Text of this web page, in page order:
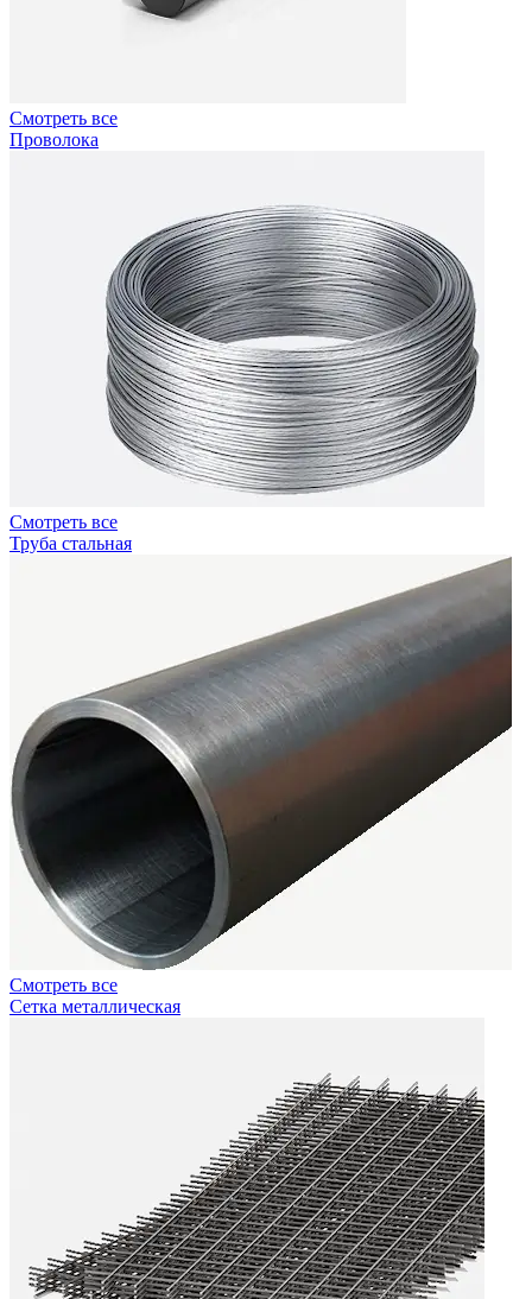
Смотреть все
Проволока
Смотреть все
Труба стальная
Смотреть все
Сетка металлическая